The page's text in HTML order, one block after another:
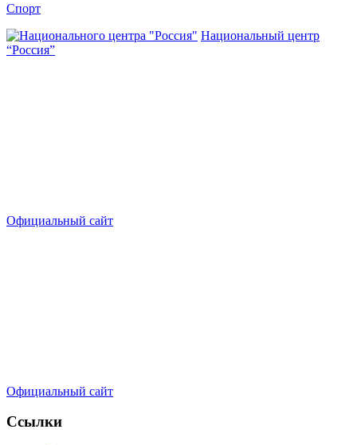
Спорт
Национальный центр
“Россия”
Официальный сайт
Официальный сайт
Ссылки